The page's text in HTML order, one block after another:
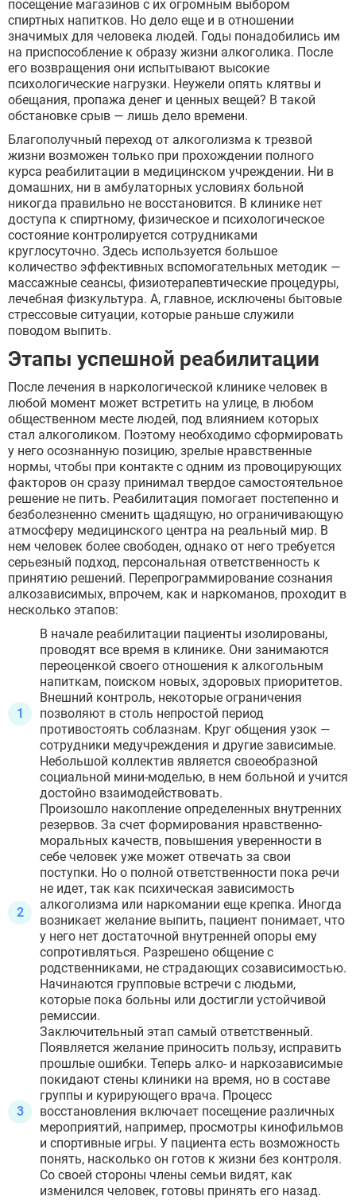
посещение магазинов с их огромным выбором
спиртных напитков. Но дело еще и в отношении
значимых для человека людей. Годы понадобились им
на приспособление к образу жизни алкоголика. После
его возвращения они испытывают высокие
психологические нагрузки. Неужели опять клятвы и
обещания, пропажа денег и ценных вещей? В такой
обстановке срыв — лишь дело времени.
Благополучный переход от алкоголизма к трезвой
жизни возможен только при прохождении полного
курса реабилитации в медицинском учреждении. Ни в
домашних, ни в амбулаторных условиях больной
никогда правильно не восстановится. В клинике нет
доступа к спиртному, физическое и психологическое
состояние контролируется сотрудниками
круглосуточно. Здесь используется большое
количество эффективных вспомогательных методик —
массажные сеансы, физиотерапевтические процедуры,
лечебная физкультура. А, главное, исключены бытовые
стрессовые ситуации, которые раньше служили
поводом выпить.
Этапы успешной реабилитации
После лечения в наркологической клинике человек в
любой момент может встретить на улице, в любом
общественном месте людей, под влиянием которых
стал алкоголиком. Поэтому необходимо сформировать
у него осознанную позицию, зрелые нравственные
нормы, чтобы при контакте с одним из провоцирующих
факторов он сразу принимал твердое самостоятельное
решение не пить. Реабилитация помогает постепенно и
безболезненно сменить щадящую, но ограничивающую
атмосферу медицинского центра на реальный мир. В
нем человек более свободен, однако от него требуется
серьезный подход, персональная ответственность к
принятию решений. Перепрограммирование сознания
алкозависимых, впрочем, как и наркоманов, проходит в
несколько этапов:
В начале реабилитации пациенты изолированы,
проводят все время в клинике. Они занимаются
переоценкой своего отношения к алкогольным
напиткам, поиском новых, здоровых приоритетов.
Внешний контроль, некоторые ограничения
позволяют в столь непростой период
противостоять соблазнам. Круг общения узок —
сотрудники медучреждения и другие зависимые.
Небольшой коллектив является своеобразной
социальной мини-моделью, в нем больной и учится
достойно взаимодействовать.
Произошло накопление определенных внутренних
резервов. За счет формирования нравственно-
моральных качеств, повышения уверенности в
себе человек уже может отвечать за свои
поступки. Но о полной ответственности пока речи
не идет, так как психическая зависимость
алкоголизма или наркомании еще крепка. Иногда
возникает желание выпить, пациент понимает, что
у него нет достаточной внутренней опоры ему
сопротивляться. Разрешено общение с
родственниками, не страдающих созависимостью.
Начинаются групповые встречи с людьми,
которые пока больны или достигли устойчивой
ремиссии.
Заключительный этап самый ответственный.
Появляется желание приносить пользу, исправить
прошлые ошибки. Теперь алко- и наркозависимые
покидают стены клиники на время, но в составе
группы и курирующего врача. Процесс
восстановления включает посещение различных
мероприятий, например, просмотры кинофильмов
и спортивные игры. У пациента есть возможность
понять, насколько он готов к жизни без контроля.
Со своей стороны члены семьи видят, как
изменился человек, готовы принять его назад.